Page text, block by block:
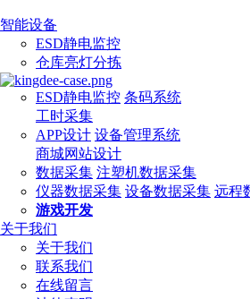
智能设备
ESD静电监控
仓库亮灯分拣
ESD静电监控 条码系统
工时采集
APP设计 设备管理系统
商城网站设计
数据采集 注塑机数据采集
仪器数据采集 设备数据采集 远程
游戏开发
关于我们
关于我们
联系我们
在线留言